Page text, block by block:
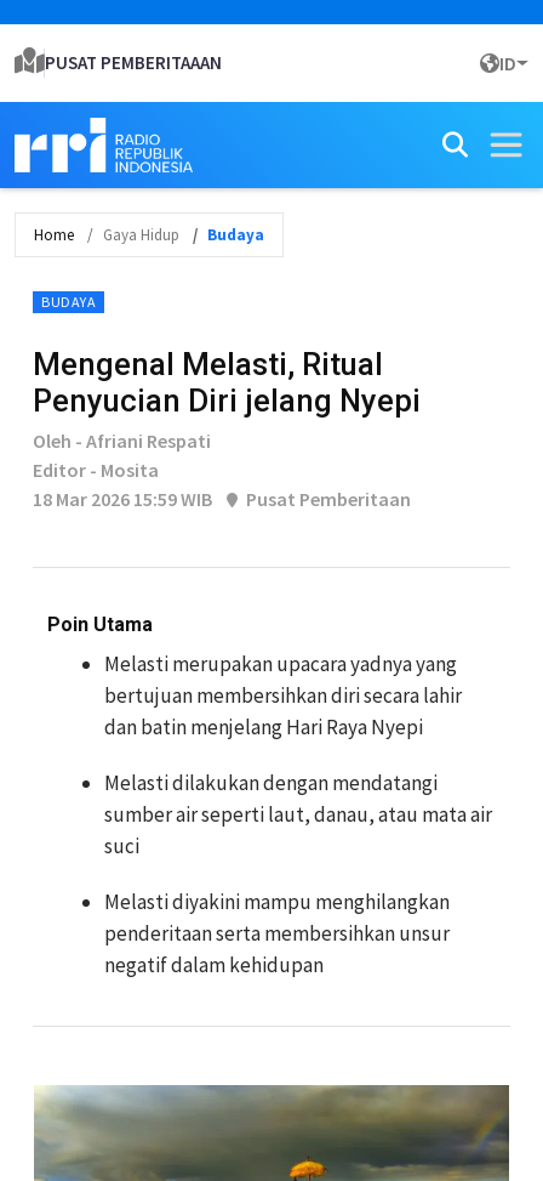
PUSAT PEMBERITAAAN ID
Home Gaya Hidup Budaya
BUDAYA
Mengenal Melasti, Ritual
Penyucian Diri jelang Nyepi
Oleh - Afriani Respati
Editor - Mosita
18 Mar 2026 15:59 WIB
Pusat Pemberitaan
Poin Utama
Melasti merupakan upacara yadnya yang
bertujuan membersihkan diri secara lahir
dan batin menjelang Hari Raya Nyepi
Melasti dilakukan dengan mendatangi
sumber air seperti laut, danau, atau mata air
suci
Melasti diyakini mampu menghilangkan
penderitaan serta membersihkan unsur
negatif dalam kehidupan